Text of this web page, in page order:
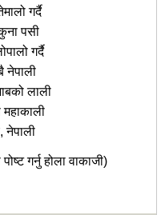
गर्दै
पसी
गर्दै
लाली
महाकाली
गर्नु होला वाकाजी)